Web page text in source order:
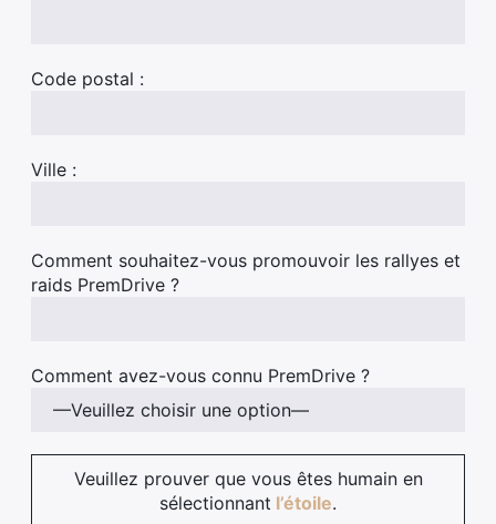
Code postal :
Ville :
Comment souhaitez-vous promouvoir les rallyes et
raids PremDrive ?
Comment avez-vous connu PremDrive ?
Veuillez prouver que vous êtes humain en
sélectionnant l’étoile.